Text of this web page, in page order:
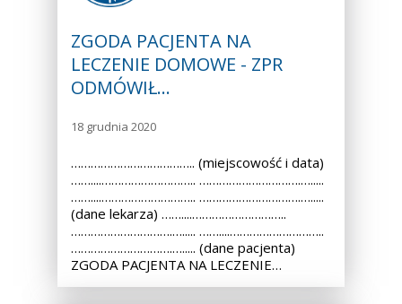
ZGODA PACJENTA NA
LECZENIE DOMOWE - ZPR
ODMÓWIŁ…
18 grudnia 2020
……………………………….. (miejscowość i data)
……....……………………….. ………………………….….....
……....……………………….. ………………………….….....
(dane lekarza) ……....………………………..
………………………….…..... ……....………………………..
………………………….…..... (dane pacjenta)
ZGODA PACJENTA NA LECZENIE…